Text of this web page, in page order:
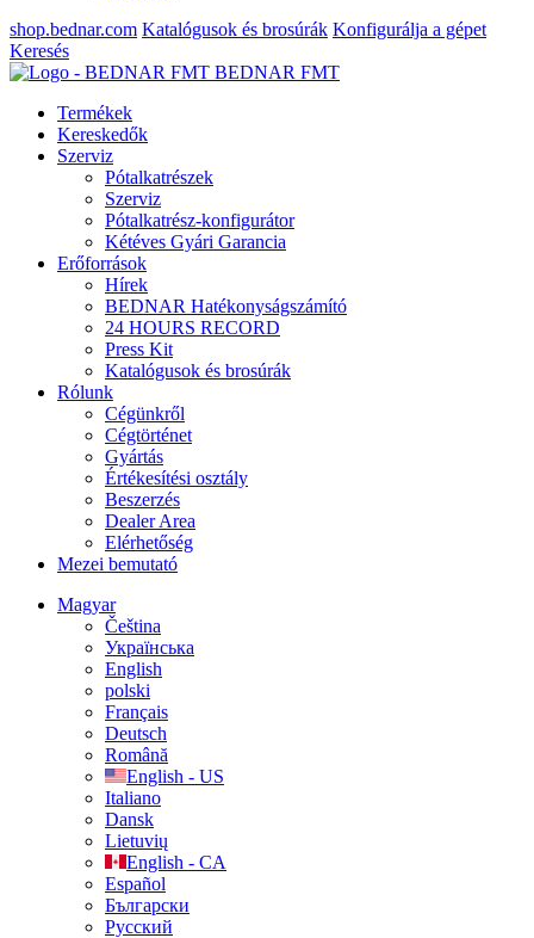
shop.bednar.com Katalógusok és brosúrák Konfigurálja a gépet
Keresés
BEDNAR FMT
Termékek
Kereskedők
Szerviz
Pótalkatrészek
Szerviz
Pótalkatrész-konfigurátor
Kétéves Gyári Garancia
Erőforrások
Hírek
BEDNAR Hatékonyságszámító
24 HOURS RECORD
Press Kit
Katalógusok és brosúrák
Rólunk
Cégünkről
Cégtörténet
Gyártás
Értékesítési osztály
Beszerzés
Dealer Area
Elérhetőség
Mezei bemutató
Magyar
Čeština
Українська
English
polski
Français
Deutsch
Română
English - US
Italiano
Dansk
Lietuvių
English - CA
Español
Български
Русский